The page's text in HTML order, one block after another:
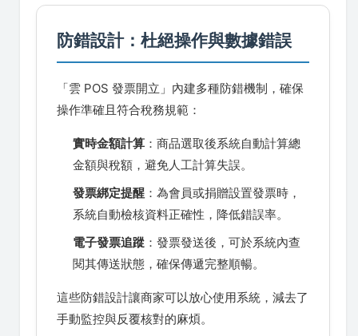
防錯設計：杜絕操作與數據錯誤
「雲 POS 發票開立」內建多種防錯機制，確保
操作準確且符合稅務規範：
實時金額計算 ：商品選取後系統自動計算總
金額與稅額，避免人工計算失誤。
發票綁定提醒 ：為會員或捐贈設置發票時，
系統自動檢核資料正確性，降低錯誤率。
電子發票追蹤 ：發票發送後，可於系統內查
閱其傳送狀態，確保傳遞完整順暢。
這些防錯設計讓商家可以放心使用系統，減去了
手動監控與反覆核對的麻煩。